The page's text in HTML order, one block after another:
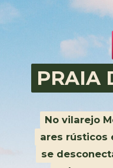
PRAIA
PRAIA
No vilarejo
ares rústicos
se
No vilarejo
ares rústicos
se